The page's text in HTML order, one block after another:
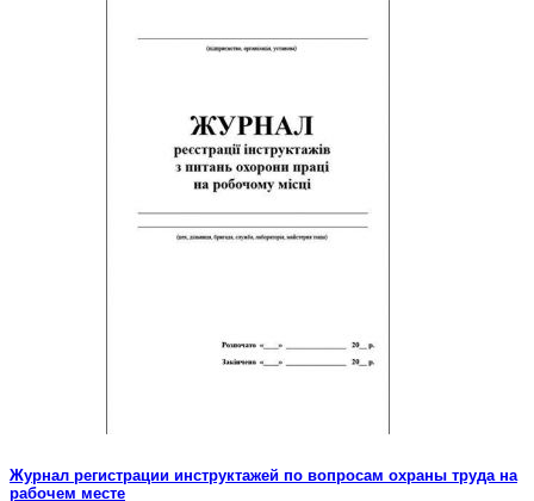
Журнал регистрации инструктажей по вопросам охраны труда на
рабочем месте